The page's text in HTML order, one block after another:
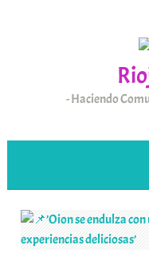
Haciendo